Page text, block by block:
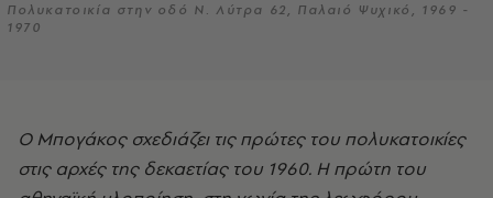
Πολυκατοικία στην οδό Ν. Λύτρα 62, Παλαιό Ψυχικό, 1969 -
1970
Ο Μπογάκος σχεδιάζει τις πρώτες του πολυκατοικίες
στις αρχές της δεκαετίας του 1960. Η πρώτη του